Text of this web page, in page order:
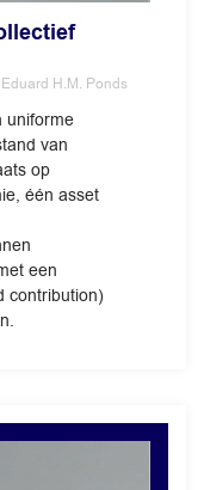
H.M. Ponds
uniforme
van
op
één asset
een
contribution)